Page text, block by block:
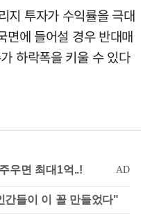
지 투자가 수익률을 극대
면에 들어설 경우 반대매
하락폭을 키울 수 있다
간들이 이 꼴 만들었다"